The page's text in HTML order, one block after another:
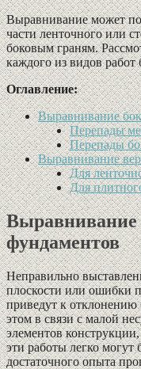
Выравнивание может
части ленточного или
боковым граням.
каждого из видов работ
Оглавление:
Выравнивание
Перепады
Перепады
Выравнивание
Для
Для
Выравнивание
фундаментов
Неправильно
плоскости или ошибки
приведут к
этом в связи с малой
элементов
эти работы легко
достаточного опыта